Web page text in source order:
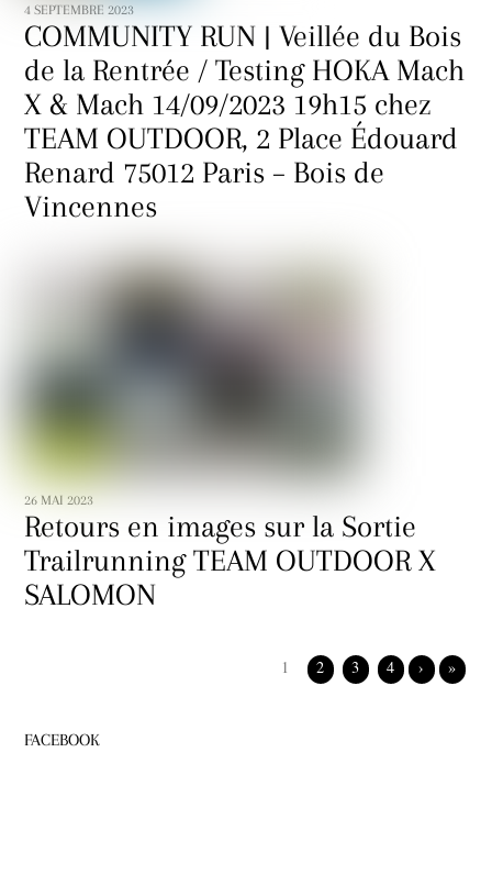
4 SEPTEMBRE 2023
COMMUNITY RUN | Veillée du Bois
de la Rentrée / Testing HOKA Mach
X & Mach 14/09/2023 19h15 chez
TEAM OUTDOOR, 2 Place Édouard
Renard 75012 Paris – Bois de
Vincennes
26 MAI 2023
Retours en images sur la Sortie
Trailrunning TEAM OUTDOOR X
SALOMON
1 2 3 4 › »
FACEBOOK